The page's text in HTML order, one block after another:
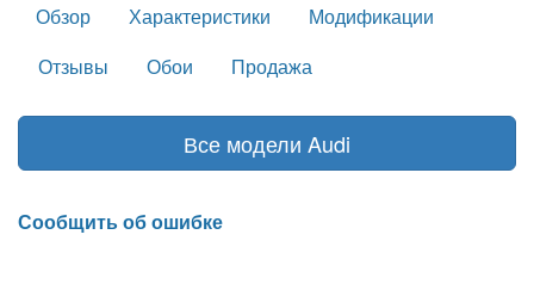
Обзор Характеристики
Модификации
Отзывы
Обои Продажа
Все модели Audi
Сообщить об ошибке